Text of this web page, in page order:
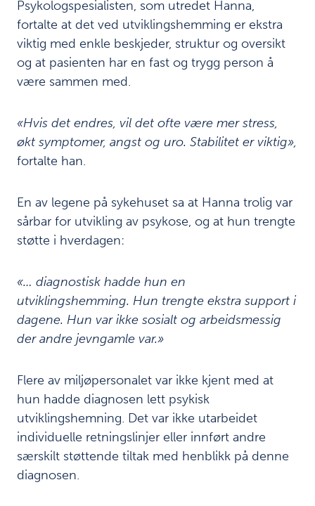
g
s
h
e
m
m
n
g
9 Legemiddelbehandlingen
og dødsårsak
Ukoms
12
Materiell for
læring og
forebygging
Metode- og
14 Referanseliste
Last
ned
Psykologspesialisten, som utredet Hanna,
fortalte at det ved utviklingshemming er ekstra
viktig med enkle beskjeder, struktur og oversikt
og at pasienten har en fast og trygg person å
være sammen med.
«Hvis det endres, vil det ofte være mer stress,
økt symptomer, angst og uro. Stabilitet er viktig»,
fortalte han.
En av legene på sykehuset sa at Hanna trolig var
sårbar for utvikling av psykose, og at hun trengte
støtte i hverdagen:
«… diagnostisk hadde hun en
utviklingshemming. Hun trengte ekstra support i
dagene. Hun var ikke sosialt og arbeidsmessig
der andre jevngamle var.»
Flere av miljøpersonalet var ikke kjent med at
hun hadde diagnosen lett psykisk
utviklingshemning. Det var ikke utarbeidet
individuelle retningslinjer eller innført andre
særskilt støttende tiltak med henblikk på denne
diagnosen.